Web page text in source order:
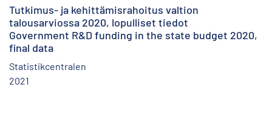
Tutkimus- ja kehittämisrahoitus valtion
talousarviossa 2020, lopulliset tiedot
Government R&D funding in the state budget 2020,
final data
Statistikcentralen
2021